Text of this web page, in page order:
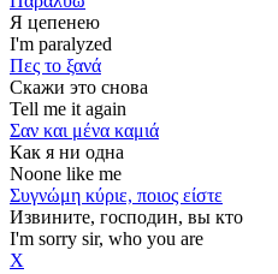
Я цепенею
I'm paralyzed
Πες το ξανά
Скажи это снова
Tell me it again
Σαν και μένα καμιά
Как я ни одна
Noone like me
Συγνώμη κύριε, ποιος είστε
Извините, господин, вы кто
I'm sorry sir, who you are
Χ